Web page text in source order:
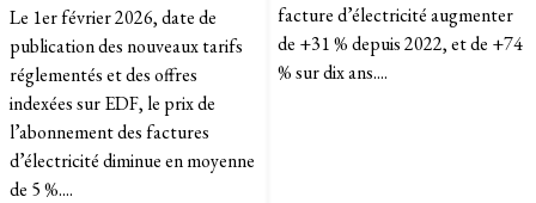
Le 1er février 2026, date de
publication des nouveaux tarifs
réglementés et des offres
indexées sur EDF, le prix de
l’abonnement des factures
d’électricité diminue en moyenne
de 5 %....
facture d’électricité augmenter
de +31 % depuis 2022, et de +74
% sur dix ans....